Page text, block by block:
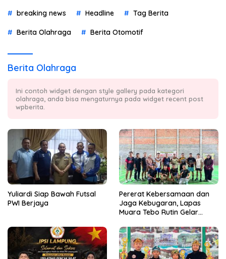
breaking news Headline Tag Berita
Berita Olahraga Berita Otomotif
Berita Olahraga
Ini contoh widget dengan style gallery pada kategori
olahraga, anda bisa mengaturnya pada widget recent post
wpberita.
Yuliardi Siap Bawah Futsal
PWI Berjaya
Pererat Kebersamaan dan
Jaga Kebugaran, Lapas
Muara Tebo Rutin Gelar